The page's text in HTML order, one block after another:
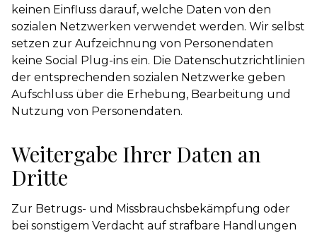
keinen Einfluss darauf, welche Daten von den
sozialen Netzwerken verwendet werden. Wir selbst
setzen zur Aufzeichnung von Personendaten
keine Social Plug-ins ein. Die Datenschutzrichtlinien
der entsprechenden sozialen Netzwerke geben
Aufschluss über die Erhebung, Bearbeitung und
Nutzung von Personendaten.
Weitergabe Ihrer Daten an
Dritte
Zur Betrugs- und Missbrauchsbekämpfung oder
bei sonstigem Verdacht auf strafbare Handlungen